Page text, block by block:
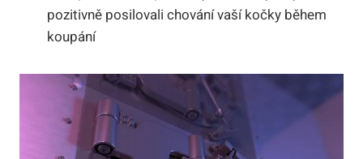
pozitivně posilovali chování vaší kočky během
koupání